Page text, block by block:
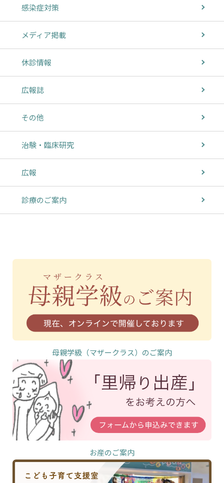
感染症対策
メディア掲載
休診情報
広報誌
その他
治験・臨床研究
広報
診療のご案内
母親学級（マザークラス）のご案内
お産のご案内